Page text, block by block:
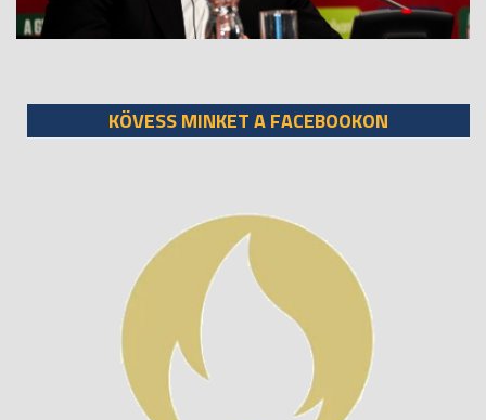
KÖVESS MINKET A FACEBOOKON